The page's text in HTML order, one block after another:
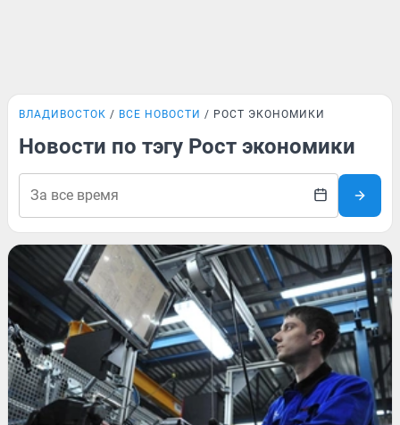
ВЛАДИВОСТОК ВСЕ НОВОСТИ РОСТ ЭКОНОМИКИ
Новости по тэгу Рост экономики